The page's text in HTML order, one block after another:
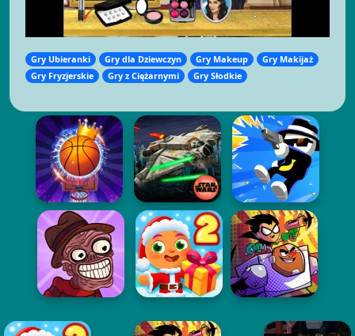
Gry Ubieranki Gry dla Dziewczyn Gry Makeup
Gry Makijaż
Gry Fryzjerskie
Gry z Ciężarnymi Gry Słodkie